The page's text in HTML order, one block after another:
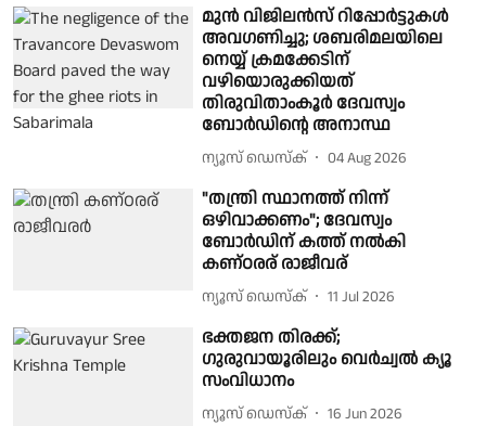
മുൻ വിജിലൻസ് റിപ്പോർട്ടുകൾ
അവഗണിച്ചു; ശബരിമലയിലെ
നെയ്യ് ക്രമക്കേടിന്
വഴിയൊരുക്കിയത്
തിരുവിതാംകൂർ ദേവസ്വം
ബോർഡിൻ്റെ അനാസ്ഥ
ന്യൂസ് ഡെസ്ക് 04 Aug 2026
"തന്ത്രി സ്ഥാനത്ത് നിന്ന്
ഒഴിവാക്കണം"; ദേവസ്വം
ബോർഡിന് കത്ത് നല്‍കി
കണ്ഠരര് രാജീവര്
ന്യൂസ് ഡെസ്ക് 11 Jul 2026
ഭക്തജന തിരക്ക്;
ഗുരുവായൂരിലും വെർച്വൽ ക്യൂ
സംവിധാനം
ന്യൂസ് ഡെസ്ക് 16 Jun 2026